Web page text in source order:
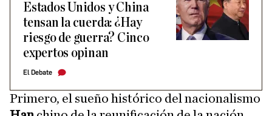
Estados Unidos y China
tensan la cuerda: ¿Hay
riesgo de guerra? Cinco
expertos opinan
El Debate
Primero, el sueño histórico del nacionalismo